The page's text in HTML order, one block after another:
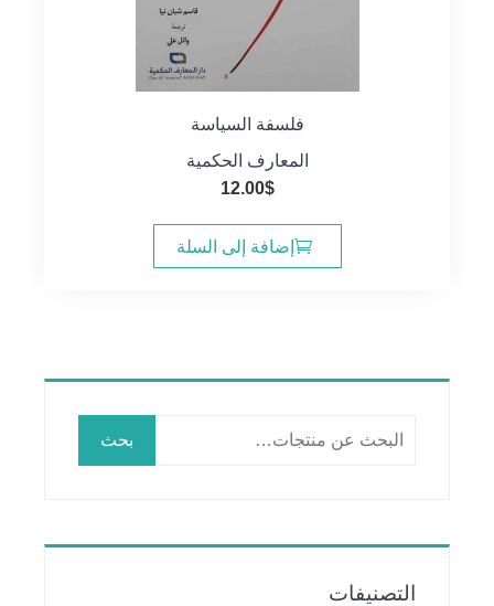
فلسفة السياسة
المعارف الحكمية
12.00$
إضافة إلى السلة
بحث
التصنيفات